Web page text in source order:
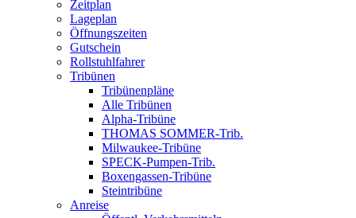
Zeitplan
Lageplan
Öffnungszeiten
Gutschein
Rollstuhlfahrer
Tribünen
Tribünenpläne
Alle Tribünen
Alpha-Tribüne
THOMAS SOMMER-Trib.
Milwaukee-Tribüne
SPECK-Pumpen-Trib.
Boxengassen-Tribüne
Steintribüne
Anreise